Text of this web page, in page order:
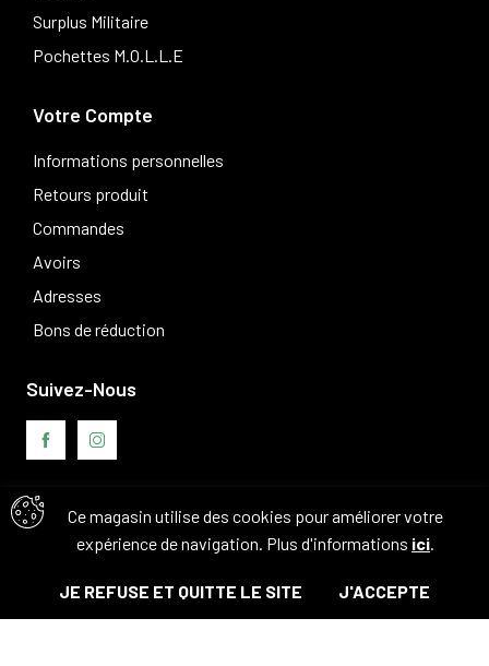
Surplus Militaire
Pochettes M.O.L.L.E
Votre Compte
Informations personnelles
Retours produit
Commandes
Avoirs
Adresses
Bons de réduction
Ce magasin utilise des cookies pour améliorer votre
expérience de navigation. Plus d'informations ici.
JE REFUSE ET QUITTE LE SITE J'ACCEPTE
Suivez-Nous
Avis clients
© Tous droits réservés. 2026 - Camouflage 83